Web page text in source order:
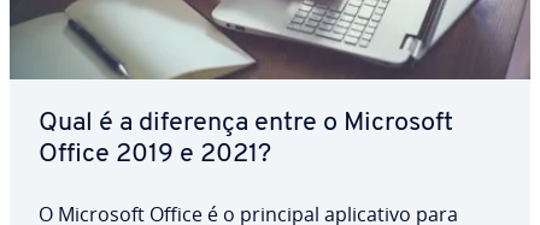
Qual é a diferença entre o Microsoft
Office 2019 e 2021?
O Microsoft Office é o principal apli­ca­tivo para